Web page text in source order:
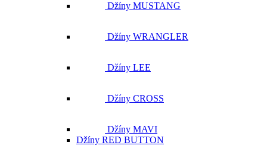
Džíny MUSTANG
Džíny WRANGLER
Džíny LEE
Džíny CROSS
Džíny MAVI
Džíny RED BUTTON